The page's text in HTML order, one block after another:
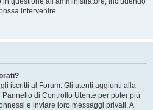
intervenire.
iscritti al Forum. Gli utenti aggiunti alla
di Controllo Utente per poter più
e inviare loro messaggi privati. A